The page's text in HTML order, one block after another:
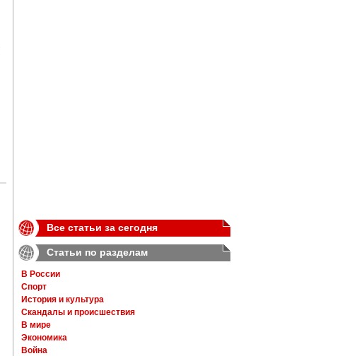
Все статьи за сегодня
Статьи по разделам
В России
Спорт
История и культура
Скандалы и происшествия
В мире
Экономика
Война